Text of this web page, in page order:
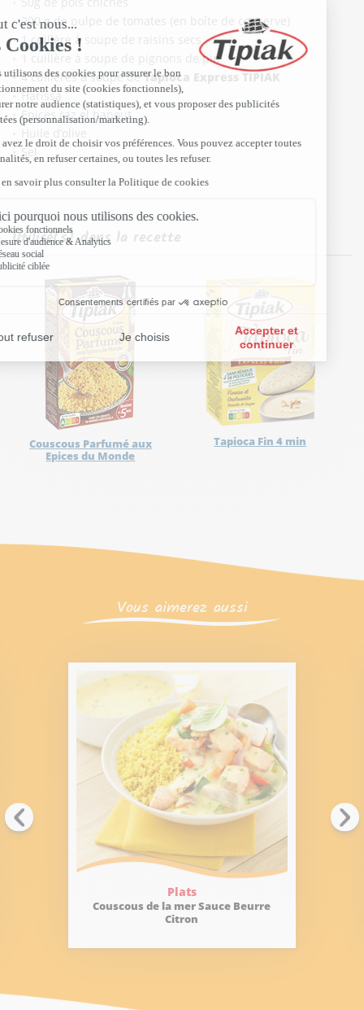
200 g de pulpe de tomates (en boîte de conserve)
1 cuillère à soupe de raisins secs
1 cuillère à soupe de pignons de pin
4 cuillères à soupe deTapioca Express TIPIAK
Harissa
Epices raz el hanout
Huile d’olive
Sel
Utilisé(s) dans la recette
Couscous Parfumé aux
Epices du Monde
Tapioca Fin 4 min
Vous aimerez aussi
Couscous de la mer Sauce Beurre